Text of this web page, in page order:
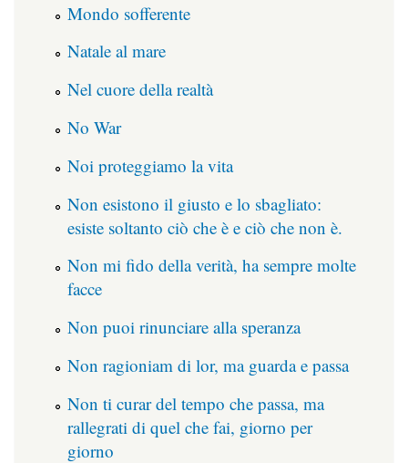
Mondo sofferente
Natale al mare
Nel cuore della realtà
No War
Noi proteggiamo la vita
Non esistono il giusto e lo sbagliato:
esiste soltanto ciò che è e ciò che non è.
Non mi fido della verità, ha sempre molte
facce
Non puoi rinunciare alla speranza
Non ragioniam di lor, ma guarda e passa
Non ti curar del tempo che passa, ma
rallegrati di quel che fai, giorno per
giorno